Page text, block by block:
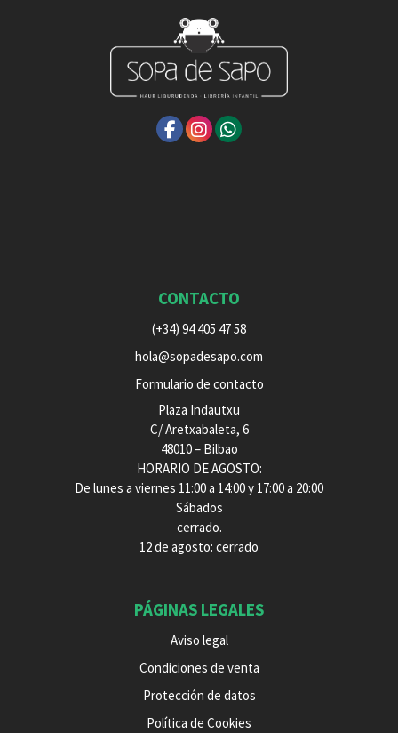
CONTACTO
(+34) 94 405 47 58
hola@sopadesapo.com
Formulario de contacto
Plaza Indautxu
C/ Aretxabaleta, 6
48010 – Bilbao
HORARIO DE AGOSTO:
De lunes a viernes 11:00 a 14:00 y 17:00 a 20:00
Sábados
cerrado.
12 de agosto: cerrado
PÁGINAS LEGALES
Aviso legal
Condiciones de venta
Protección de datos
Política de Cookies